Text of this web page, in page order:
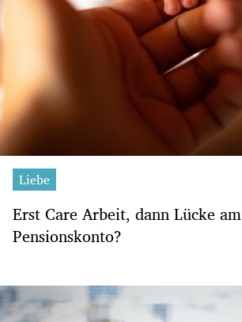
Liebe
Erst Care Arbeit, dann Lücke am
Pensionskonto?